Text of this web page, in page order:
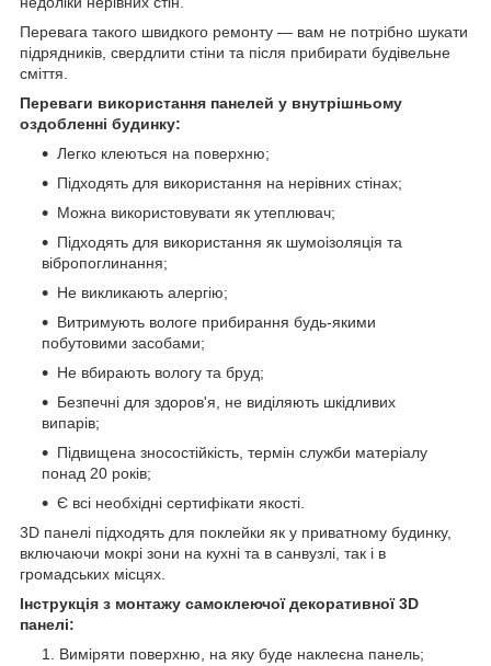
Перевага такого швидкого ремонту — вам не потрібно шукати
підрядників, свердлити стіни та після прибирати будівельне
сміття.
Переваги використання панелей у внутрішньому
оздобленні будинку:
Легко клеються на поверхню;
Підходять для використання на нерівних стінах;
Можна використовувати як утеплювач;
Підходять для використання як шумоізоляція та
вібропоглинання;
Не викликають алергію;
Витримують вологе прибирання будь-якими
побутовими засобами;
Не вбирають вологу та бруд;
Безпечні для здоров'я, не виділяють шкідливих
випарів;
Підвищена зносостійкість, термін служби матеріалу
понад 20 років;
Є всі необхідні сертифікати якості.
3D панелі підходять для поклейки як у приватному будинку,
включаючи мокрі зони на кухні та в санвузлі, так і в
громадських місцях.
Інструкція з монтажу самоклеючої декоративної 3D
панелі:
Виміряти поверхню, на яку буде наклеєна панель;